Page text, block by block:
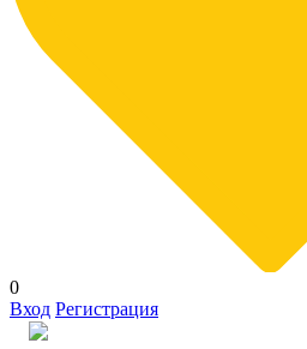
0
Вход Регистрация